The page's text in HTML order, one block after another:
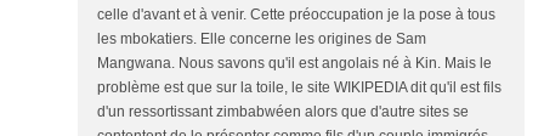
celle d'avant et à venir. Cette préoccupation je la pose à tous
les mbokatiers. Elle concerne les origines de Sam
Mangwana. Nous savons qu'il est angolais né à Kin. Mais le
problème est que sur la toile, le site WIKIPEDIA dit qu'il est fils
d'un ressortissant zimbabwéen alors que d'autre sites se